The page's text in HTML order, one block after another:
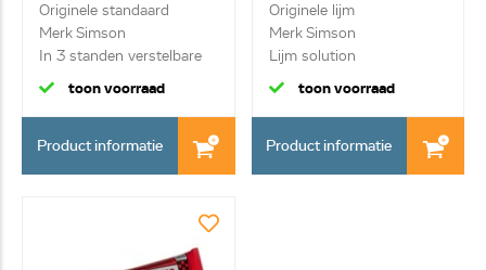
Originele standaard
Merk Simson
In 3 standen verstelbare
s...
toon voorraad
Product informatie
Originele lijm
Merk Simson
Lijm solution
klein/medium 10 m...
toon voorraad
Product informatie